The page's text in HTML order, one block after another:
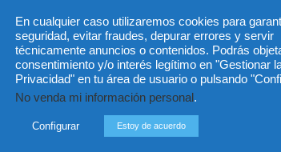
Incluso más noticias
Las empresas se exponen a
En cualquier caso utilizaremos cookies para
seguridad, evitar fraudes, depurar errores y servir
técnicamente anuncios o contenidos. Podrás
consentimiento y/o interés legítimo en "Gestionar
Privacidad" en tu área de usuario o pulsando
No venda mi información personal.
Configurar Estoy de acuerdo